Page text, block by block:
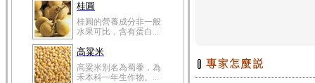
桂圓
桂圓的營養成分非一般
水果可比，含有蛋白...
高粱米
高粱米別名為蜀黍，為
禾本科一年生作物。...